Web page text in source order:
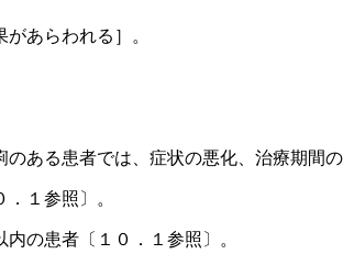
あらわれる］。
ある患者では、症状の悪化、治療期間の
１参照〕。
の患者〔１０．１参照〕。